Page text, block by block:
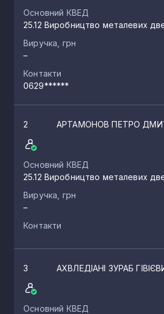
Основний КВЕД
25.12 Виробництво металевих
Виручка, грн
–
Контакти
0629******
2 АРТАМОНОВ ПЕТРО
Основний КВЕД
25.12 Виробництво металевих
Виручка, грн
–
Контакти
3 АХВЛЕДІАНІ ЗУРАБ
Основний КВЕД